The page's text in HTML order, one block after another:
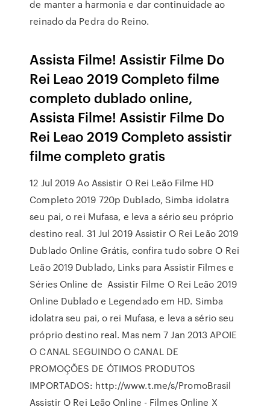
de manter a harmonia e dar continuidade ao
reinado da Pedra do Reino.
Assista Filme! Assistir Filme Do
Rei Leao 2019 Completo filme
completo dublado online,
Assista Filme! Assistir Filme Do
Rei Leao 2019 Completo assistir
filme completo gratis
12 Jul 2019 Ao Assistir O Rei Leão Filme HD
Completo 2019 720p Dublado, Simba idolatra
seu pai, o rei Mufasa, e leva a sério seu próprio
destino real. 31 Jul 2019 Assistir O Rei Leão 2019
Dublado Online Grátis, confira tudo sobre O Rei
Leão 2019 Dublado, Links para Assistir Filmes e
Séries Online de Assistir Filme O Rei Leão 2019
Online Dublado e Legendado em HD. Simba
idolatra seu pai, o rei Mufasa, e leva a sério seu
próprio destino real. Mas nem 7 Jan 2013 APOIE
O CANAL SEGUINDO O CANAL DE
PROMOÇÕES DE ÓTIMOS PRODUTOS
IMPORTADOS: http://www.t.me/s/PromoBrasil
Assistir O Rei Leão Online - Filmes Online X